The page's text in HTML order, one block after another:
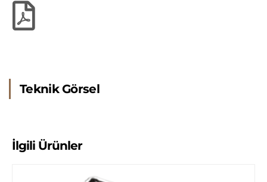
Teknik Görsel
İlgili Ürünler